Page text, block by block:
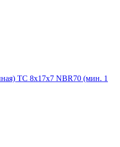
TC 8х17х7 NBR70 (мин. 1